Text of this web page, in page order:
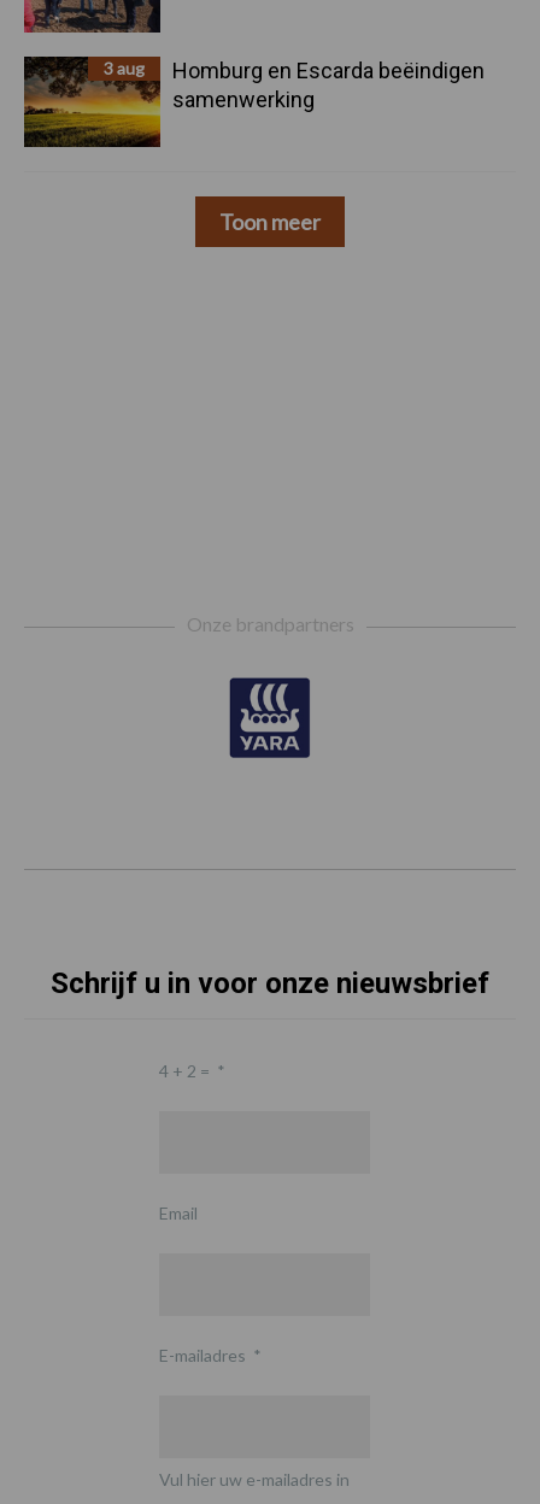
3 aug
Homburg en Escarda beëindigen
samenwerking
Toon meer
Onze brandpartners
Schrijf u in voor onze nieuwsbrief
4 + 2 = *
Email
E-mailadres *
Vul hier uw e-mailadres in